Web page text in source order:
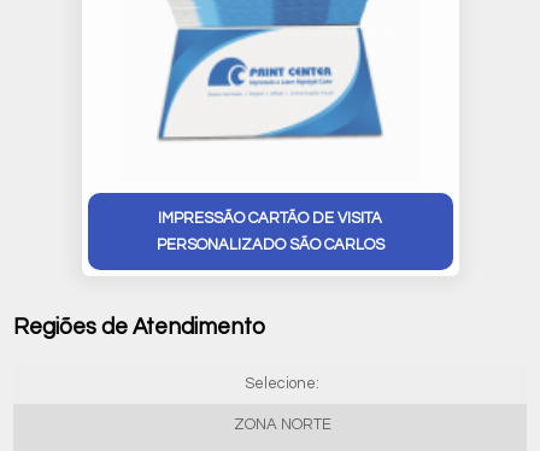
IMPRESSÃO CARTÃO DE VISITA
PERSONALIZADO SÃO CARLOS
Regiões de Atendimento
Selecione:
ZONA NORTE